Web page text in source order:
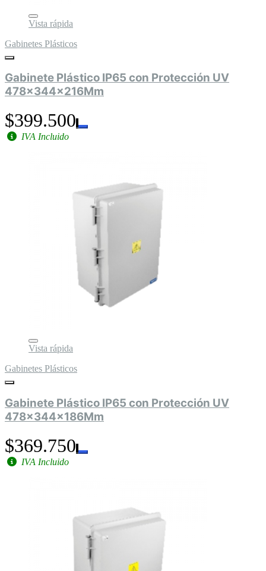
Vista rápida
Gabinetes Plásticos
Gabinete Plástico IP65 con Protección UV
478x344x216Mm
$399.500
IVA Incluido
Vista rápida
Gabinetes Plásticos
Gabinete Plástico IP65 con Protección UV
478x344x186Mm
$369.750
IVA Incluido